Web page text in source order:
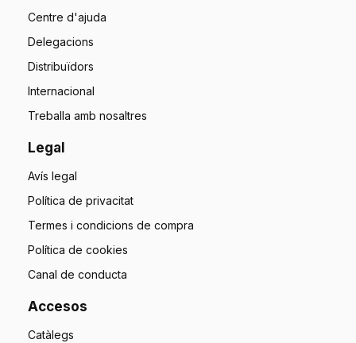
Centre d'ajuda
Delegacions
Distribuïdors
Internacional
Treballa amb nosaltres
Legal
Avís legal
Política de privacitat
Termes i condicions de compra
Política de cookies
Canal de conducta
Accesos
Catàlegs